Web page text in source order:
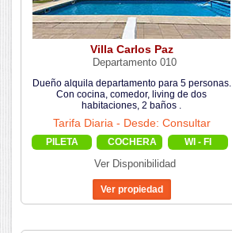
Villa Carlos Paz
Departamento 010
Dueño alquila departamento para 5 personas.
Con cocina, comedor, living de dos
habitaciones, 2 baños .
Tarifa Diaria - Desde: Consultar
PILETA COCHERA WI - FI
Ver Disponibilidad